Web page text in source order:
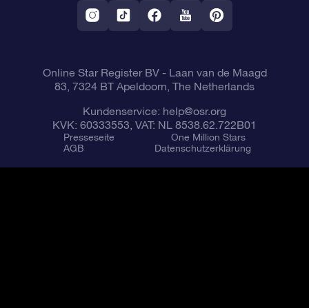
VR-App „Fliege mich zu den Sternen“
Sternbilder
Online Star Register BV- Laan van de Maagd
83, 7324 BT Apeldoorn, The Netherlands
Kundenservice: help@osr.org
KVK: 60333553, VAT: NL 8538.62.722B01
Presseseite
One Million Stars
AGB
Datenschutzerklärung